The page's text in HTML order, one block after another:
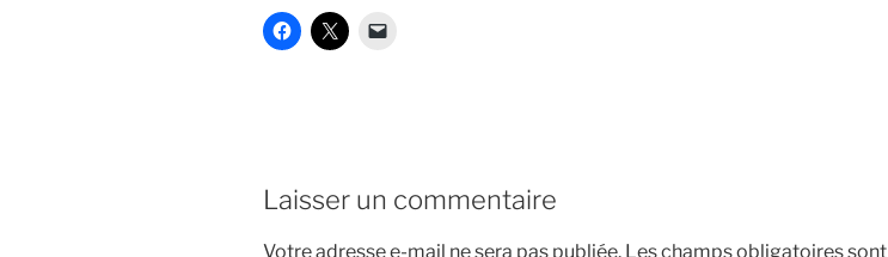
Laisser un commentaire
Votre adresse e-mail ne sera pas publiée. Les champs obligatoires sont